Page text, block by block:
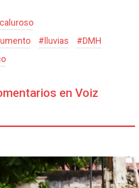
# lluvias #DMH
en Voiz